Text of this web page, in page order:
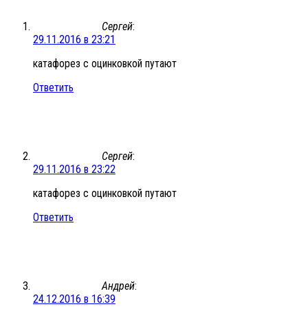
Сергей:
29.11.2016 в 23:21
катафорез с оцинковкой путают
Ответить
Сергей:
29.11.2016 в 23:22
катафорез с оцинковкой путают
Ответить
Андрей:
24.12.2016 в 16:39